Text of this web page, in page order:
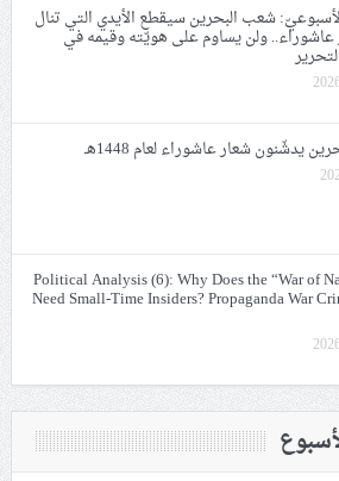
شعب البحرين سيقطع الأيدي التي تنال
ولن يساوم على هويّته وقيمه في
يدشّنون شعار عاشوراء لعام 1448هـ
Political Analysis (6): Why Does the “War of
Need Small-Time Insiders? Propaganda War